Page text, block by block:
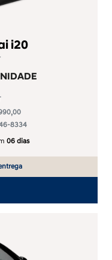
i20
3246-8334
06 dias